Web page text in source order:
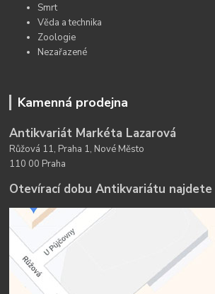
Smrt
Věda a technika
Zoologie
Nezařazené
Kamenná prodejna
Antikvariát Markéta Lazarová
Růžová 11, Praha 1, Nové Město
110 00 Praha
Otevírací dobu Antikvariátu najdete